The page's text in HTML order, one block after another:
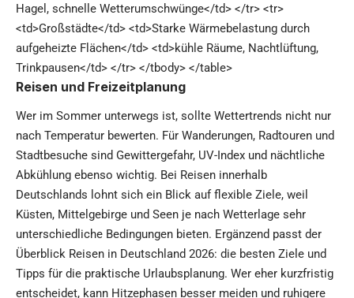
Hagel, schnelle Wetterumschwünge</td> </tr> <tr>
<td>Großstädte</td> <td>Starke Wärmebelastung durch
aufgeheizte Flächen</td> <td>kühle Räume, Nachtlüftung,
Trinkpausen</td> </tr> </tbody> </table>
Reisen und Freizeitplanung
Wer im Sommer unterwegs ist, sollte Wettertrends nicht nur
nach Temperatur bewerten. Für Wanderungen, Radtouren und
Stadtbesuche sind Gewittergefahr, UV-Index und nächtliche
Abkühlung ebenso wichtig. Bei Reisen innerhalb
Deutschlands lohnt sich ein Blick auf flexible Ziele, weil
Küsten, Mittelgebirge und Seen je nach Wetterlage sehr
unterschiedliche Bedingungen bieten. Ergänzend passt der
Überblick Reisen in Deutschland 2026: die besten Ziele und
Tipps für die praktische Urlaubsplanung. Wer eher kurzfristig
entscheidet, kann Hitzephasen besser meiden und ruhigere